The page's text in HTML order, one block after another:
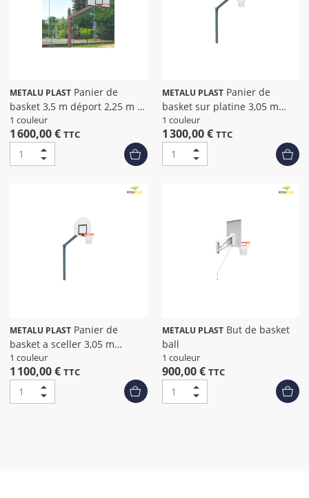
METALU PLAST
basket 3,5 m déport 2,25 m a
sceller
1 couleur
1 600,00 € TTC
METALU PLASTPanier de
basket sur platine 3,05 m
déport 1,20 m
1 couleur
1 300,00 € TTC
METALU PLAST
basket a sceller 3,05 m
déport 1,20 m
1 couleur
1 100,00 € TTC
METALU PLASTBut de basket
ball
1 couleur
900,00 € TTC